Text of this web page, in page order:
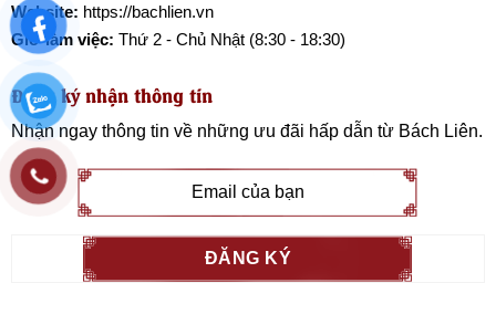
Website: https://bachlien.vn
Giờ làm việc: Thứ 2 - Chủ Nhật (8:30 - 18:30)
Đăng ký nhận thông tin
Nhận ngay thông tin về những ưu đãi hấp dẫn từ Bách Liên.